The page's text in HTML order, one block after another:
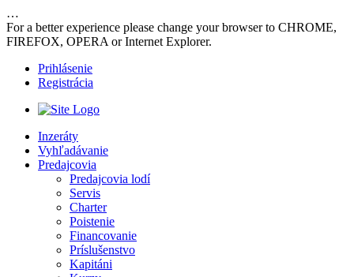
…
For a better experience please change your browser to CHROME,
FIREFOX, OPERA or Internet Explorer.
Prihlásenie
Registrácia
Inzeráty
Vyhľadávanie
Predajcovia
Predajcovia lodí
Servis
Charter
Poistenie
Financovanie
Príslušenstvo
Kapitáni